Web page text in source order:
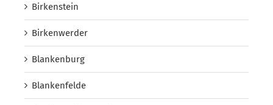
Birkenstein
Birkenwerder
Blankenburg
Blankenfelde